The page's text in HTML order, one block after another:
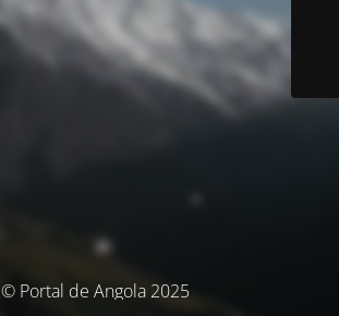
© Portal de Angola 2025